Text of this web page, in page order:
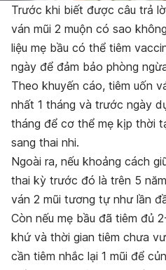
Trước khi biết được câu trả
ván mũi 2 muộn có sao
liệu mẹ bầu có thể tiêm
ngày để đảm bảo phòng
Theo khuyến cáo, tiêm uốn
nhất 1 tháng và trước ngày
tháng để cơ thể mẹ kịp thời
sang thai nhi.
Ngoài ra, nếu khoảng cách
thai kỳ trước đó là trên 5
ván 2 mũi tương tự như lần
Còn nếu mẹ bầu đã tiêm đủ
khứ và thời gian tiêm chưa
cần tiêm nhắc lại 1 mũi để